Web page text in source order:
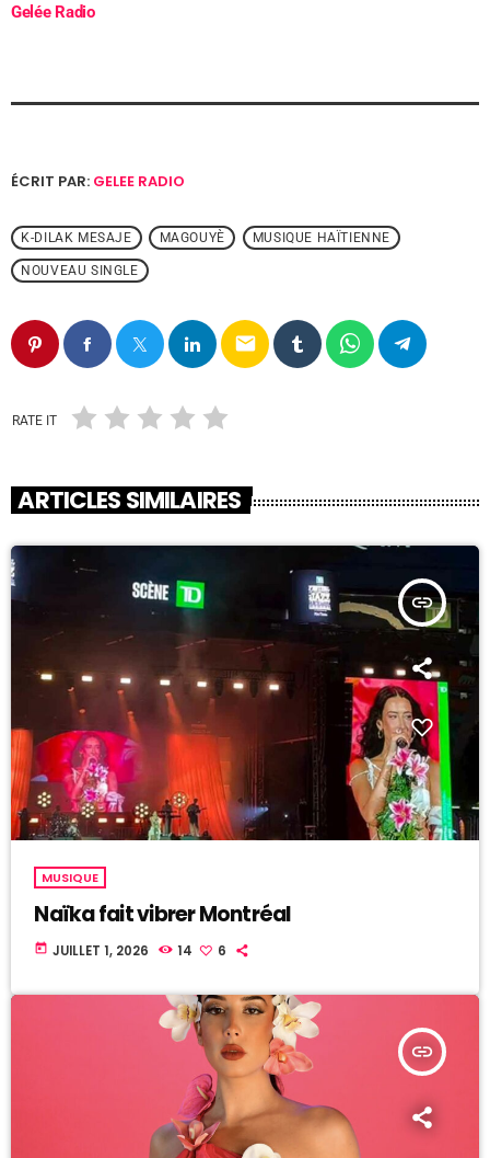
Gelée Radio
ÉCRIT PAR: GELEE RADIO
K-DILAK MESAJE MAGOUYÈ MUSIQUE HAÏTIENNE
NOUVEAU SINGLE
email
RATE IT
ARTICLES SIMILAIRES
insert_link
MUSIQUE
Naïka fait vibrer Montréal
today JUILLET 1, 2026 14 6
insert_link